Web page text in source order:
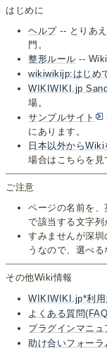
はじめに
ヘルプ-- とりあ
門。
整形ルール --
wikiwikijp:はじめ
WIKIWIKI.jp
場。
サンプルサイト
にあります。
日本以外からWiki
場合はこちらを見
ご注意
ページの名前を
で該当する文字列
すみませんが深圳
うなので、選べる
その他Wiki情報
WIKIWIKI.jp*利用
よくある質問
プラグインマニュ
助け合いフォーラ